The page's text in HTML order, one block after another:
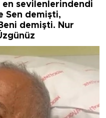
en sevilenlerindendi
Sen demişti,
demişti. Nur